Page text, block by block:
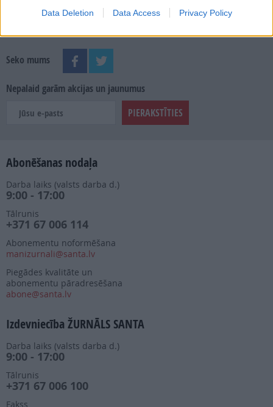
Data Deletion Data Access Privacy Policy
Seko mums
Nepalaid garām akcijas un jaunumus
Abonēšanas nodaļa
Darba laiks (valsts darba d.)
9:00 - 17:00
Tālrunis
+371 67 006 114
Abonementu noformēšana
manizurnali@santa.lv
Piegādes kvalitāte un
abonementu pāradresēšana
abone@santa.lv
Izdevniecība ŽURNĀLS SANTA
Darba laiks (valsts darba d.)
9:00 - 17:00
Tālrunis
+371 67 006 100
Fakss